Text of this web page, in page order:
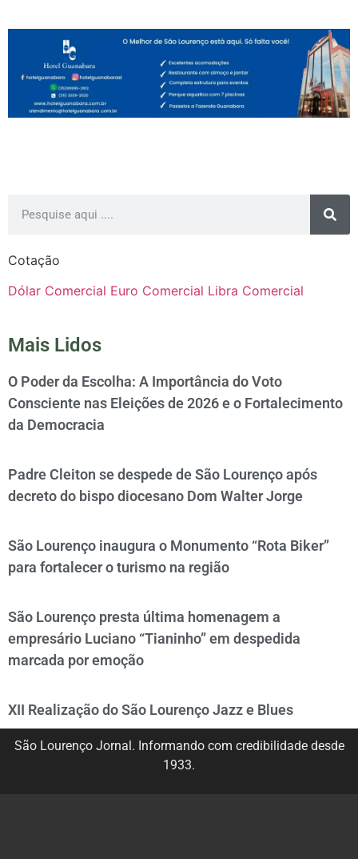
Cotação
Dólar Comercial Euro Comercial Libra Comercial
Mais Lidos
O Poder da Escolha: A Importância do Voto
Consciente nas Eleições de 2026 e o Fortalecimento
da Democracia
Padre Cleiton se despede de São Lourenço após
decreto do bispo diocesano Dom Walter Jorge
São Lourenço inaugura o Monumento “Rota Biker”
para fortalecer o turismo na região
São Lourenço presta última homenagem a
empresário Luciano “Tianinho” em despedida
marcada por emoção
XII Realização do São Lourenço Jazz e Blues
São Lourenço Jornal. Informando com credibilidade desde
1933.